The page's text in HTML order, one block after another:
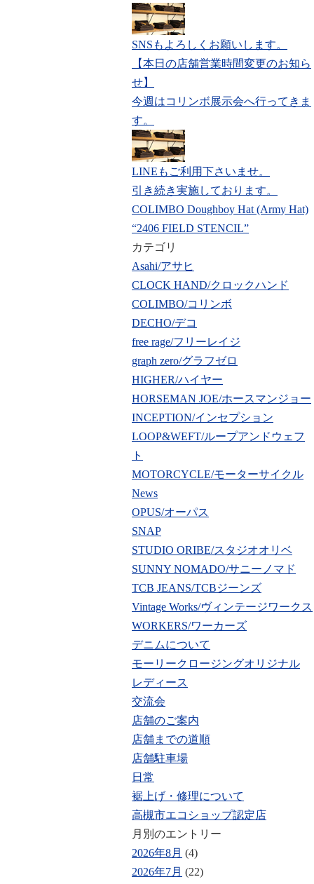
SNSもよろしくお願いします。
【本日の店舗営業時間変更のお知ら
せ】
今週はコリンボ展示会へ行ってきま
す。
LINEもご利用下さいませ。
引き続き実施しております。
COLIMBO Doughboy Hat (Army Hat)
“2406 FIELD STENCIL”
カテゴリ
Asahi/アサヒ
CLOCK HAND/クロックハンド
COLIMBO/コリンボ
DECHO/デコ
free rage/フリーレイジ
graph zero/グラフゼロ
HIGHER/ハイヤー
HORSEMAN JOE/ホースマンジョー
INCEPTION/インセプション
LOOP&WEFT/ループアンドウェフ
ト
MOTORCYCLE/モーターサイクル
News
OPUS/オーパス
SNAP
STUDIO ORIBE/スタジオオリベ
SUNNY NOMADO/サニーノマド
TCB JEANS/TCBジーンズ
Vintage Works/ヴィンテージワークス
WORKERS/ワーカーズ
デニムについて
モーリークロージングオリジナル
レディース
交流会
店舗のご案内
店舗までの道順
店舗駐車場
日常
裾上げ・修理について
高槻市エコショップ認定店
月別のエントリー
2026年8月 (4)
2026年7月 (22)